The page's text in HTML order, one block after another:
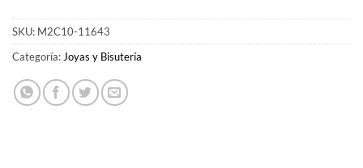
SKU: M2C10-11643
Categoría:Joyas y Bisutería